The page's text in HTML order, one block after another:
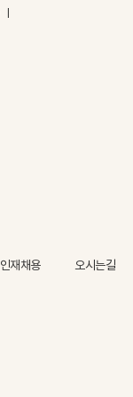
인재채용 오시는길